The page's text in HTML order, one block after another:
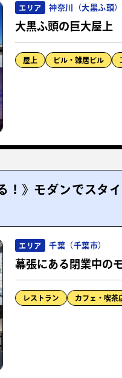
エリア 神奈川（大黒ふ頭）
大黒ふ頭の巨大屋上
屋上 ビル・雑居ビル
！》モダンでスタ
エリア 千葉（千葉市）
幕張にある閉業中の
レストラン カフェ・喫茶